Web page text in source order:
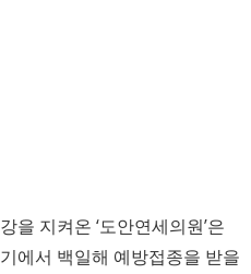
을 지켜온 ‘도안연세의원’은
에서 백일해 예방접종을 받을